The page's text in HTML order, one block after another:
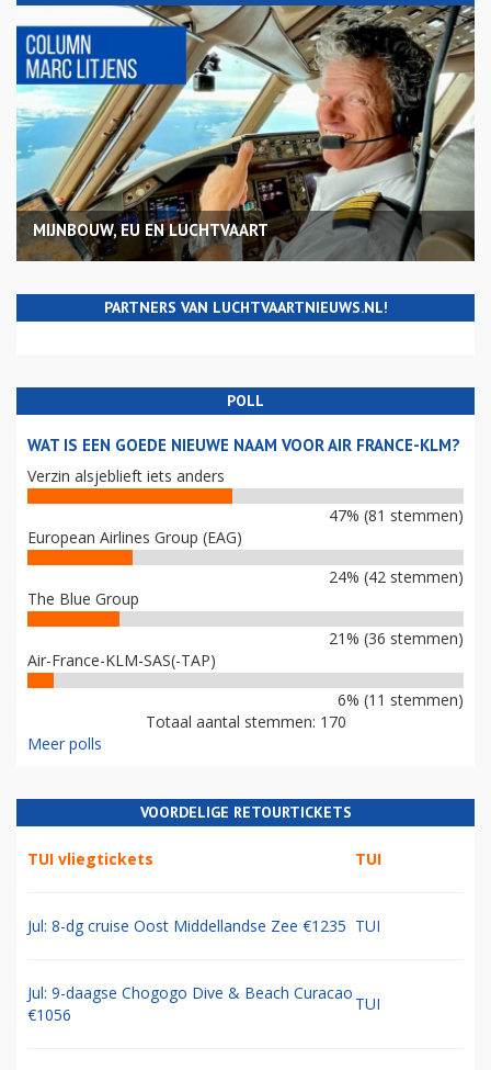
MIJNBOUW, EU EN LUCHTVAART
PARTNERS VAN LUCHTVAARTNIEUWS.NL!
POLL
WAT IS EEN GOEDE NIEUWE NAAM VOOR AIR FRANCE-KLM?
Verzin alsjeblieft iets anders
47% (81 stemmen)
European Airlines Group (EAG)
24% (42 stemmen)
The Blue Group
21% (36 stemmen)
Air-France-KLM-SAS(-TAP)
6% (11 stemmen)
Totaal aantal stemmen: 170
Meer polls
VOORDELIGE RETOURTICKETS
TUI vliegtickets TUI
Jul: 8-dg cruise Oost Middellandse Zee €1235 TUI
Jul: 9-daagse Chogogo Dive & Beach Curacao
€1056
TUI